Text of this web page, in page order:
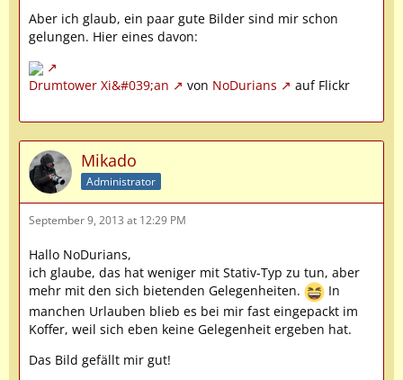
Aber ich glaub, ein paar gute Bilder sind mir schon
gelungen. Hier eines davon:
Drumtower Xi&#039;an von NoDurians auf Flickr
Mikado
Administrator
September 9, 2013 at 12:29 PM
Hallo NoDurians,
ich glaube, das hat weniger mit Stativ-Typ zu tun, aber
mehr mit den sich bietenden Gelegenheiten.
In
manchen Urlauben blieb es bei mir fast eingepackt im
Koffer, weil sich eben keine Gelegenheit ergeben hat.
Das Bild gefällt mir gut!